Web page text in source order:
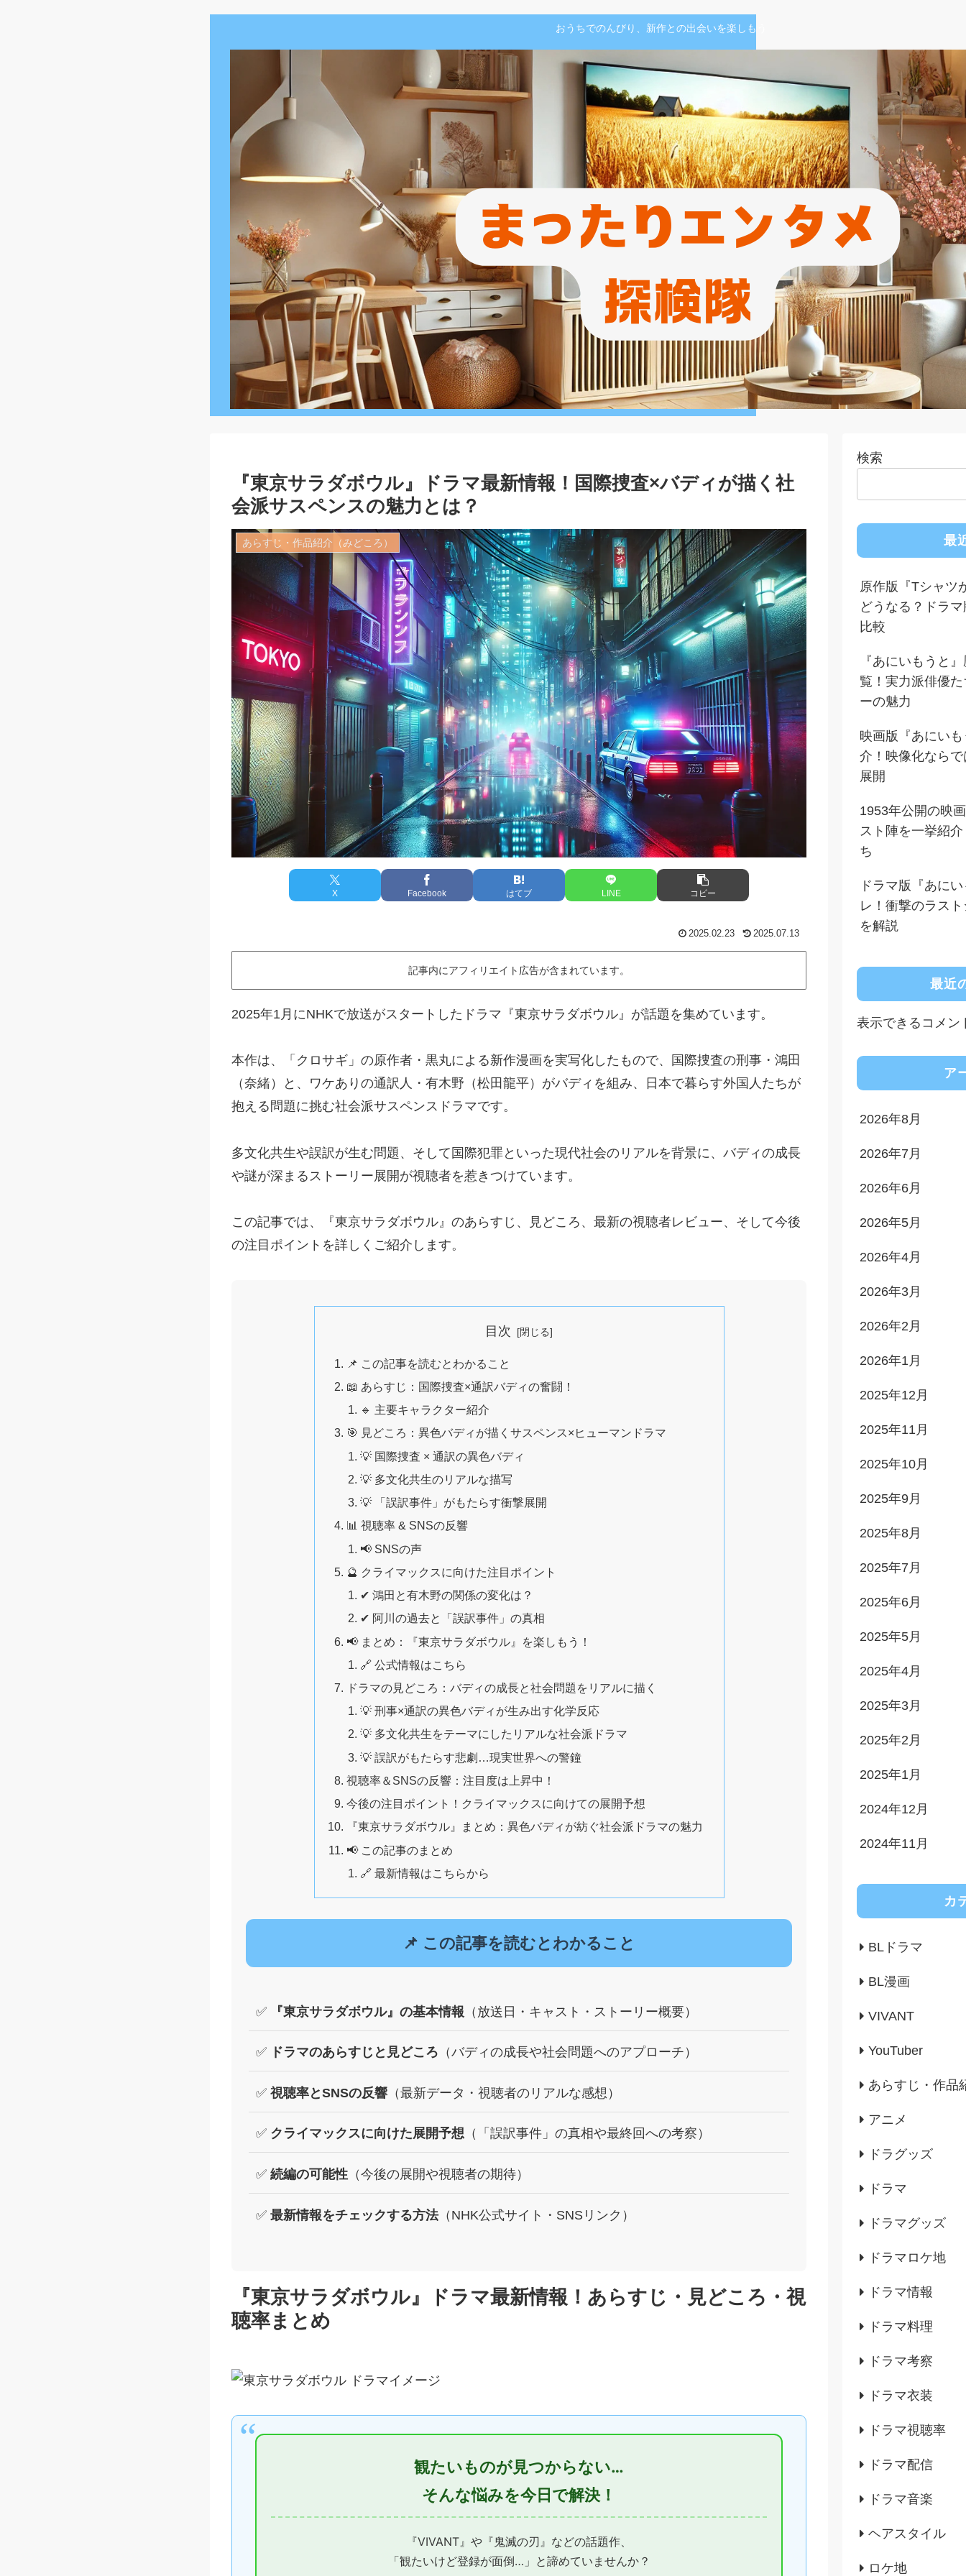
おうちでのんびり、新作との出会いを楽しもう
『東京サラダボウル』ドラマ最新情報！国際捜査×バディが描く社
会派サスペンスの魅力とは？
あらすじ・作品紹介（みどころ）
X Facebook はてブ LINE コピー
2025.02.23 2025.07.13
記事内にアフィリエイト広告が含まれています。
2025年1月にNHKで放送がスタートしたドラマ『東京サラダボウル』が話題を集めています。
本作は、「クロサギ」の原作者・黒丸による新作漫画を実写化したもので、国際捜査の刑事・鴻田
（奈緒）と、ワケありの通訳人・有木野（松田龍平）がバディを組み、日本で暮らす外国人たちが
抱える問題に挑む社会派サスペンスドラマです。
多文化共生や誤訳が生む問題、そして国際犯罪といった現代社会のリアルを背景に、バディの成長
や謎が深まるストーリー展開が視聴者を惹きつけています。
この記事では、『東京サラダボウル』のあらすじ、見どころ、最新の視聴者レビュー、そして今後
の注目ポイントを詳しくご紹介します。
目次
📌 この記事を読むとわかること
📖 あらすじ：国際捜査×通訳バディの奮闘！
🔹 主要キャラクター紹介
🎯 見どころ：異色バディが描くサスペンス×ヒューマンドラマ
💡 国際捜査 × 通訳の異色バディ
💡 多文化共生のリアルな描写
💡 「誤訳事件」がもたらす衝撃展開
📊 視聴率 & SNSの反響
📢 SNSの声
🔮 クライマックスに向けた注目ポイント
✔ 鴻田と有木野の関係の変化は？
✔ 阿川の過去と「誤訳事件」の真相
📢 まとめ：『東京サラダボウル』を楽しもう！
🔗 公式情報はこちら
ドラマの見どころ：バディの成長と社会問題をリアルに描く
💡 刑事×通訳の異色バディが生み出す化学反応
💡 多文化共生をテーマにしたリアルな社会派ドラマ
💡 誤訳がもたらす悲劇…現実世界への警鐘
視聴率＆SNSの反響：注目度は上昇中！
今後の注目ポイント！クライマックスに向けての展開予想
『東京サラダボウル』まとめ：異色バディが紡ぐ社会派ドラマの魅力
📢 この記事のまとめ
🔗 最新情報はこちらから
📌 この記事を読むとわかること
✅ 『東京サラダボウル』の基本情報 （放送日・キャスト・ストーリー概要）
✅ ドラマのあらすじと見どころ （バディの成長や社会問題へのアプローチ）
✅ 視聴率とSNSの反響（最新データ・視聴者のリアルな感想）
✅ クライマックスに向けた展開予想（「誤訳事件」の真相や最終回への考察）
✅ 続編の可能性（今後の展開や視聴者の期待）
✅ 最新情報をチェックする方法（NHK公式サイト・SNSリンク）
『東京サラダボウル』ドラマ最新情報！あらすじ・見どころ・視
聴率まとめ
観たいものが見つからない…
そんな悩みを今日で解決！
『VIVANT』や『鬼滅の刃』などの話題作、
「観たいけど登録が面倒…」と諦めていませんか？
検索
最
原作版『Tシャツ
どうなる？ドラ
比較
『あにいもうと
覧！実力派俳優
ーの魅力
映画版『あにい
介！映像化なら
展開
1953年公開の映
スト陣を一挙紹
ち
ドラマ版『あに
レ！衝撃のラス
を解説
最近
表示できるコメン
ア
2026年8月
2026年7月
2026年6月
2026年5月
2026年4月
2026年3月
2026年2月
2026年1月
2025年12月
2025年11月
2025年10月
2025年9月
2025年8月
2025年7月
2025年6月
2025年5月
2025年4月
2025年3月
2025年2月
2025年1月
2024年12月
2024年11月
カ
BLドラマ
BL漫画
VIVANT
YouTuber
あらすじ・作品
アニメ
ドラグッズ
ドラマ
ドラマグッズ
ドラマロケ地
ドラマ情報
ドラマ料理
ドラマ考察
ドラマ衣装
ドラマ視聴率
ドラマ配信
ドラマ音楽
ヘアスタイル
ロケ地